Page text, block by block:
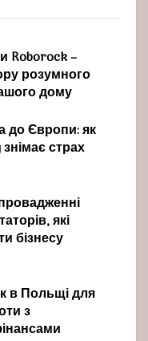
Roborock –
розумного
дому
до Європи: як
страх
які
бізнесу
в Польщі для
з